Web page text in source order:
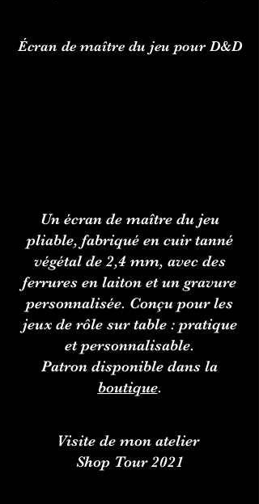
Écran de maître du jeu pour D&D
Un écran de maître du jeu
pliable, fabriqué en cuir tanné
végétal de 2,4 mm, avec des
ferrures en laiton et un gravure
personnalisée. Conçu pour les
jeux de rôle sur table : pratique
et personnalisable.
Patron disponible dans la
boutique.
Visite de mon atelier
Shop Tour 2021